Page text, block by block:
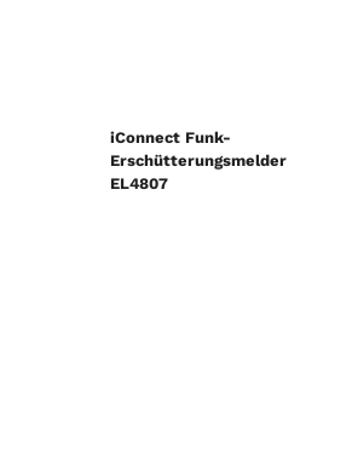
iConnect Funk-
Erschütterungsmelder
EL4807